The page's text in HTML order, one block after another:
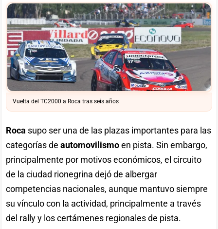
Vuelta del TC2000 a Roca tras seis años
Roca supo ser una de las plazas importantes para las
categorías deautomovilismoen pista. Sin embargo,
principalmente por motivos económicos, el circuito
de la ciudad rionegrina dejó de albergar
competencias nacionales, aunque mantuvo siempre
su vínculo con la actividad, principalmente a través
del rally y los certámenes regionales de pista.